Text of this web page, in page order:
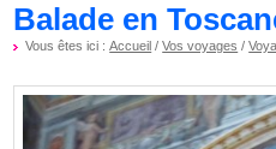
Balade en
Vous êtes ici :Accueil /Vos voyages /